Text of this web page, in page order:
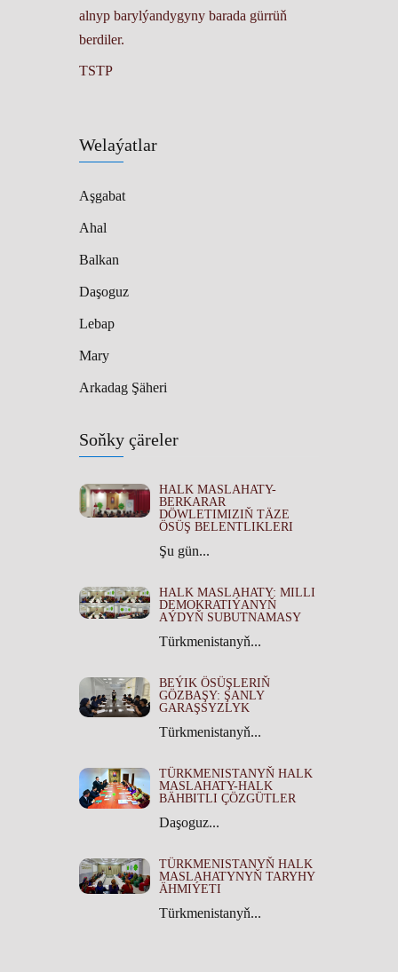
Welaýatlar
Aşgabat
Ahal
Balkan
Daşoguz
Lebap
Mary
Arkadag Şäheri
Soňky çäreler
HALK MASLAHATY-
BERKARAR
DÖWLETIMIZIŇ TÄZE
ÖSÜŞ BELENTLIKLERI
Şu gün...
HALK MASLAHATY: MILLI
DEMOKRATIÝANYŇ
AÝDYŇ SUBUTNAMASY
Türkmenistanyň...
BEÝIK ÖSÜŞLERIŇ
GÖZBAŞY: ŞANLY
GARAŞSYZLYK
Türkmenistanyň...
TÜRKMENISTANYŇ HALK
MASLAHATY-HALK
BÄHBITLI ÇÖZGÜTLER
Daşoguz...
TÜRKMENISTANYŇ HALK
MASLAHATYNYŇ TARYHY
ÄHMIÝETI
Türkmenistanyň...
alnyp barylýandygyny barada gürrüň
berdiler.
TSTP